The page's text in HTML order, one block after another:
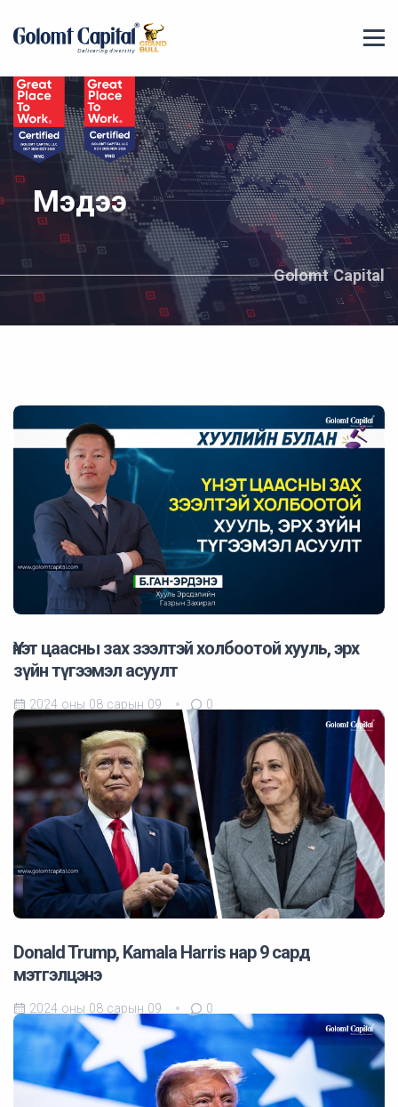
Golomt Capital
Мэдээ
Үнэт цаасны зах зээлтэй холбоотой хууль, эрх
зүйн түгээмэл асуулт
2024 оны 08 сарын 09 0
Donald Trump, Kamala Harris нар 9 сард
мэтгэлцэнэ
2024 оны 08 сарын 09 0